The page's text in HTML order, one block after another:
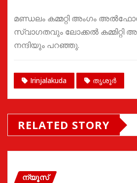
മണ്ഡലം കമ്മറ്റി അംഗം
സ്വാഗതവും ലോക്കൽ കമ്മിറ്റി
നന്ദിയും പറഞ്ഞു.
Irinjalakuda തൃശൂർ
RELATED STORY
ന്യൂസ്